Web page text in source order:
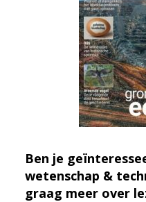
Ben je
wetenschap &
graag meer over